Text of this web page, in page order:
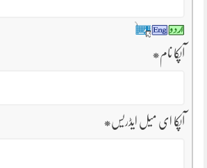
آپکا نام*
آپکا ای میل ایڈریس*